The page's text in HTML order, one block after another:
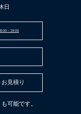
日
～19:00
見積り
可能です。